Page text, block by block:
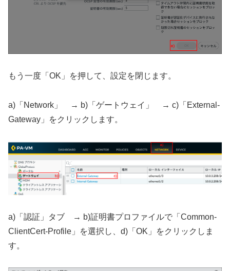
もう一度「OK」を押して、設定を閉じます。
a)「Network」 → b)「ゲートウェイ」 → c)「External-
Gateway」をクリックします。
a)「認証」タブ → b)証明書プロファイルで「Common-
ClientCert-Profile」を選択し、d)「OK」をクリックしま
す。